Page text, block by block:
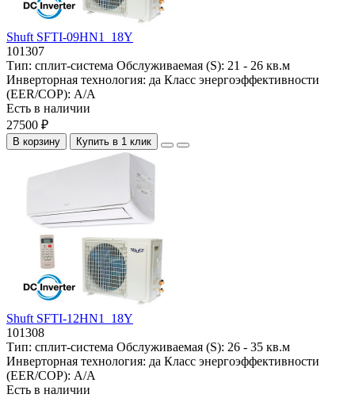
Shuft SFTI-09HN1_18Y
101307
Тип: сплит-система Обслуживаемая (S): 21 - 26 кв.м
Инверторная технология: да Класс энергоэффективности
(EER/COP): A/A
Есть в наличии
27500 ₽
В корзину Купить в 1 клик
Shuft SFTI-12HN1_18Y
101308
Тип: сплит-система Обслуживаемая (S): 26 - 35 кв.м
Инверторная технология: да Класс энергоэффективности
(EER/COP): A/A
Есть в наличии